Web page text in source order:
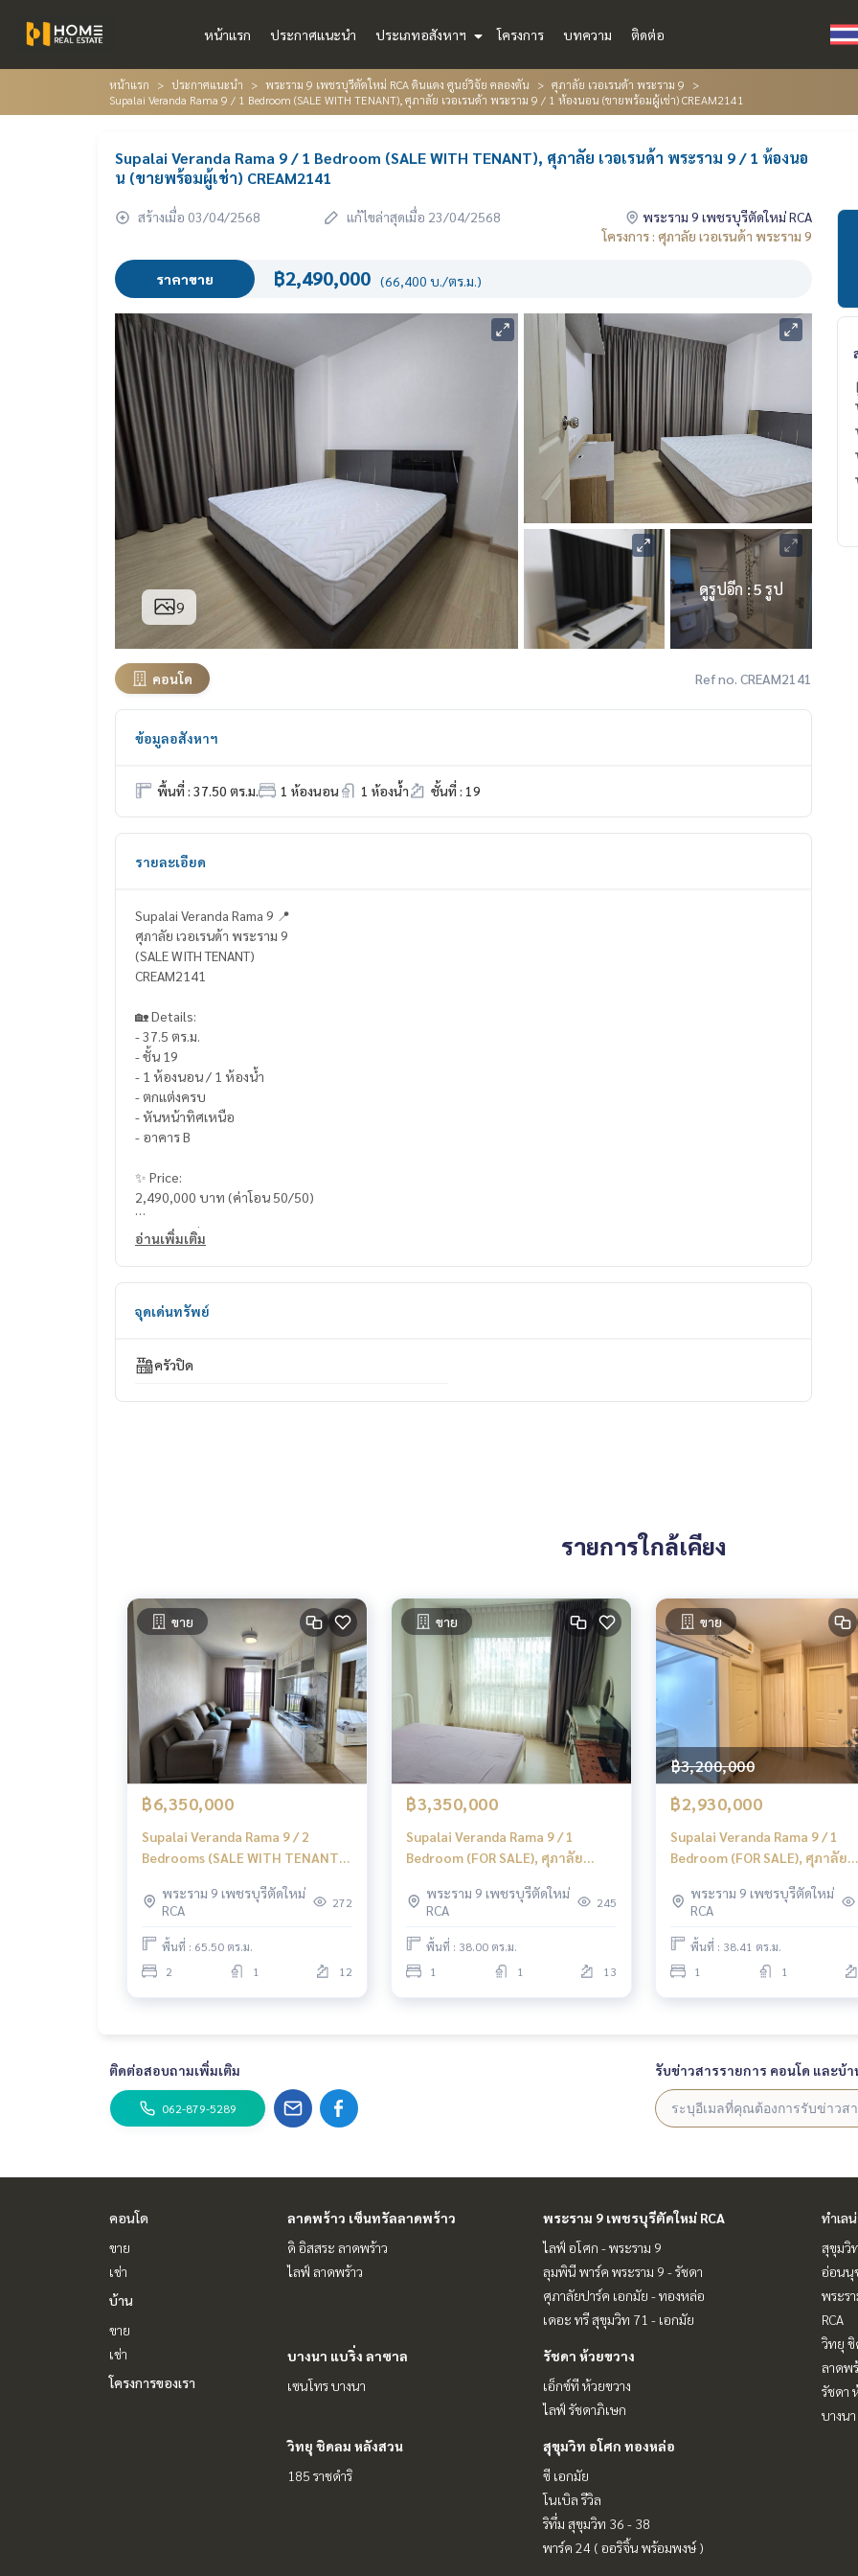
หน้าแรก ประกาศแนะนำ ประเภทอสังหาฯ โครงการ บทความ ติดต่อ
หน้าแรก ประกาศแนะนำ พระราม 9 เพชรบุรีตัดใหม่ RCA ดินแดง ศูนย์วิจัย คลองตัน
ศุภาลัย เวอเรนด้า พระราม 9
Supalai Veranda Rama 9 / 1 Bedroom (SALE WITH TENANT), ศุภาลัย เวอเรนด้า พระราม 9 / 1 ห้องนอน (ขายพร้อมผู้เช่า) CREAM2141
Supalai Veranda Rama 9 / 1 Bedroom (SALE WITH TENANT), ศุภาลัย เวอเรนด้า พระราม 9 / 1 ห้องนอ
น (ขายพร้อมผู้เช่า) CREAM2141
สร้างเมื่อ 03/04/2568 แก้ไขล่าสุดเมื่อ 23/04/2568
พระราม 9 เพชรบุรีตัดใหม่ RCA
โครงการ : ศุภาลัย เวอเรนด้า พระราม 9
ราคาขาย ฿2,490,000 (66,400 บ./ตร.ม.)
9
ดูรูปอีก : 5 รูป
คอนโด Ref no. CREAM2141
ข้อมูลอสังหาฯ
พื้นที่ : 37.50 ตร.ม. 1 ห้องนอน 1 ห้องน้ำ ชั้นที่ : 19
รายละเอียด
Supalai Veranda Rama 9 📍
ศุภาลัย เวอเรนด้า พระราม 9
(SALE WITH TENANT)
CREAM2141
🏡 Details:
- 37.5 ตร.ม.
- ชั้น 19
- 1 ห้องนอน / 1 ห้องน้ำ
- ตกแต่งครบ
- หันหน้าทิศเหนือ
- อาคาร B
✨ Price:
2,490,000 บาท (ค่าโอน 50/50)
บริการสินเชื่อฟรี! เลือกได้ทุกธนาคาร
📞062-879-5289
LINE: @homethailand
หรือคลิกhttps://lin.ee/2g9eaj7
#HOMEREALESTATESERVICES
#นายหน้าที่จริงใจ #รับฝากขายอสังหา
อ่านเพิ่มเติม
จุดเด่นทรัพย์
ครัวปิด
รายการใกล้เคียง
ขาย
฿6,350,000
Supalai Veranda Rama 9 / 2
Bedrooms (SALE WITH TENANT),
ห้องนอน (ขายพร้อมผู้เช่า) LD008
พระราม 9 เพชรบุรีตัดใหม่
RCA
272
พื้นที่ : 65.50 ตร.ม.
2
1 12
ขาย
฿3,350,000
Supalai Veranda Rama 9 / 1
Bedroom (FOR SALE), ศุภาลัย
(ขาย) TARN252
พระราม 9 เพชรบุรีตัดใหม่
RCA
245
พื้นที่ : 38.00 ตร.ม.
1
1 13
ขาย
฿3,200,000
฿2,930,000
Supalai Veranda Rama 9 / 1
Bedroom (FOR SALE), ศุภาลัย
(ขาย) POP018
พระราม 9 เพชรบุรีตัดใหม่
RCA
พื้นที่ : 38.41 ตร.ม.
1
1
ติดต่อสอบถามเพิ่มเติม
062-879-5289
รับข่าวสารรายการ คอนโด และบ้า
คอนโด
ขาย
เช่า
บ้าน
ขาย
เช่า
โครงการของเรา
ลาดพร้าว เซ็นทรัลลาดพร้าว
ดิ อิสสระ ลาดพร้าว
ไลฟ์ ลาดพร้าว
พระราม 9 เพชรบุรีตัดใหม่ RCA
ไลฟ์ อโศก - พระราม 9
ลุมพินี พาร์ค พระราม 9 - รัชดา
ศุภาลัยปาร์ค เอกมัย - ทองหล่อ
เดอะ ทรี สุขุมวิท 71 - เอกมัย
บางนา แบริ่ง ลาซาล
เซนโทร บางนา
รัชดา ห้วยขวาง
เอ็กซ์ที ห้วยขวาง
ไลฟ์ รัชดาภิเษก
วิทยุ ชิดลม หลังสวน
185 ราชดำริ
สุขุมวิท อโศก ทองหล่อ
ซี เอกมัย
โนเบิล รีวิล
ริทึ่ม สุขุมวิท 36 - 38
พาร์ค 24 ( ออริจิ้น พร้อมพงษ์ )
ทำเล
สุขุมวิ
อ่อนนุ
พระร
RCA
วิทยุ
ลาดพ
รัชดา
บางน